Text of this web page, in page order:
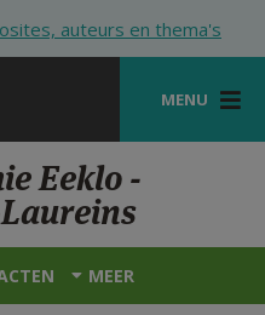
auteurs en thema's
MENU
Eeklo -
MEER